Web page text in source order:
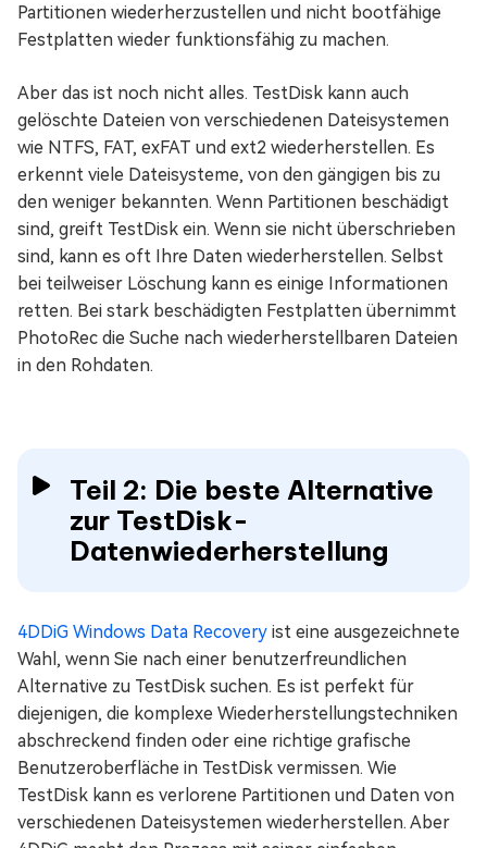
Partitionen wiederherzustellen und nicht bootfähige
Festplatten wieder funktionsfähig zu machen.
Aber das ist noch nicht alles. TestDisk kann auch
gelöschte Dateien von verschiedenen Dateisystemen
wie NTFS, FAT, exFAT und ext2 wiederherstellen. Es
erkennt viele Dateisysteme, von den gängigen bis zu
den weniger bekannten. Wenn Partitionen beschädigt
sind, greift TestDisk ein. Wenn sie nicht überschrieben
sind, kann es oft Ihre Daten wiederherstellen. Selbst
bei teilweiser Löschung kann es einige Informationen
retten. Bei stark beschädigten Festplatten übernimmt
PhotoRec die Suche nach wiederherstellbaren Dateien
in den Rohdaten.
Teil 2: Die beste Alternative
zur TestDisk-
Datenwiederherstellung
4DDiG Windows Data Recovery ist eine ausgezeichnete
Wahl, wenn Sie nach einer benutzerfreundlichen
Alternative zu TestDisk suchen. Es ist perfekt für
diejenigen, die komplexe Wiederherstellungstechniken
abschreckend finden oder eine richtige grafische
Benutzeroberfläche in TestDisk vermissen. Wie
TestDisk kann es verlorene Partitionen und Daten von
verschiedenen Dateisystemen wiederherstellen. Aber